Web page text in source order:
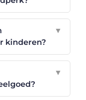
kinderen?
▼
▼